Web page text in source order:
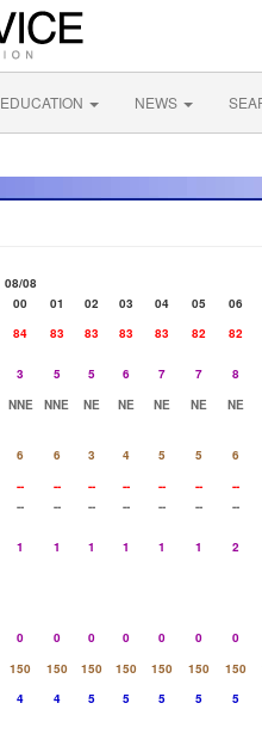
EDUCATION NEWS
08/08
00 01 02 03 04 05 06
84 83 83 83 83 82 82
3 5 5 6 7 7 8
NNE NNE NE NE NE NE NE
6 6 3 4 5 5 6
-- -- -- -- -- -- --
-- -- -- -- -- -- --
1 1 1 1 1 1 2
0 0 0 0 0 0 0
150 150 150 150 150 150 150
4 4 5 5 5 5 5